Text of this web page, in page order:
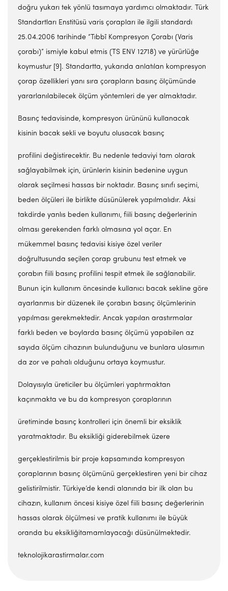
doğru yukarı tek yönlü tasımaya yardımcı olmaktadır. Türk
Standartları Enstitüsü varis çorapları ile ilgili standardı
25.04.2006 tarihinde “Tıbbî Kompresyon Çorabı (Varis
çorabı)” ismiyle kabul etmis (TS ENV 12718) ve yürürlüğe
koymustur [9]. Standartta, yukarıda anlatılan kompresyon
çorap özellikleri yanı sıra çorapların basınç ölçümünde
yararlanılabilecek ölçüm yöntemleri de yer almaktadır.
Basınç tedavisinde, kompresyon ürününü kullanacak
kisinin bacak sekli ve boyutu olusacak basınç
profilini değistirecektir. Bu nedenle tedaviyi tam olarak
sağlayabilmek için, ürünlerin kisinin bedenine uygun
olarak seçilmesi hassas bir noktadır. Basınç sınıfı seçimi,
beden ölçüleri ile birlikte düsünülerek yapılmalıdır. Aksi
takdirde yanlıs beden kullanımı, fiili basınç değerlerinin
olması gerekenden farklı olmasına yol açar. En
mükemmel basınç tedavisi kisiye özel veriler
doğrultusunda seçilen çorap grubunu test etmek ve
çorabın fiili basınç profilini tespit etmek ile sağlanabilir.
Bunun için kullanım öncesinde kullanıcı bacak sekline göre
ayarlanmıs bir düzenek ile çorabın basınç ölçümlerinin
yapılması gerekmektedir. Ancak yapılan arastırmalar
farklı beden ve boylarda basınç ölçümü yapabilen az
sayıda ölçüm cihazının bulunduğunu ve bunlara ulasımın
da zor ve pahalı olduğunu ortaya koymustur.
Dolayısıyla üreticiler bu ölçümleri yaptırmaktan
kaçınmakta ve bu da kompresyon çoraplarının
üretiminde basınç kontrolleri için önemli bir eksiklik
yaratmaktadır. Bu eksikliği giderebilmek üzere
gerçeklestirilmis bir proje kapsamında kompresyon
çoraplarının basınç ölçümünü gerçeklestiren yeni bir cihaz
gelistirilmistir. Türkiye’de kendi alanında bir ilk olan bu
cihazın, kullanım öncesi kisiye özel fiili basınç değerlerinin
hassas olarak ölçülmesi ve pratik kullanımı ile büyük
oranda bu eksikliğitamamlayacağı düsünülmektedir.
teknolojikarastirmalar.com